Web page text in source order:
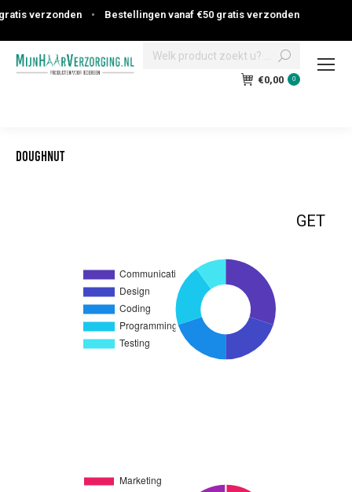
verzonden • Bestellingen vanaf €50 gratis verzonden
Search:
€0,00 0
Doughnut
GET